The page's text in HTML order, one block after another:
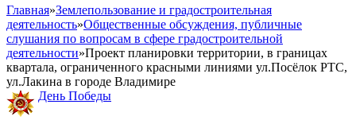
Главная»Землепользование и градостроительная
деятельность»Общественные обсуждения, публичные
слушания по вопросам в сфере градостроительной
деятельности»Проект планировки территории, в границах
квартала, ограниченного красными линиями ул.Посёлок РТС,
ул.Лакина в городе Владимире
День Победы